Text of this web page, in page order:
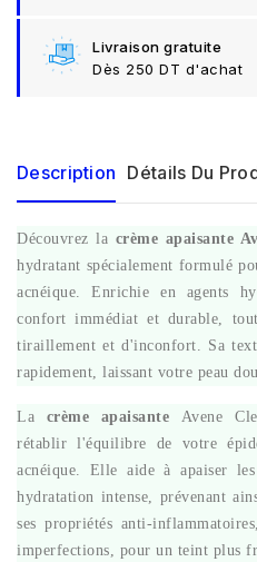
Livraison gratuite
Dès 250 DT d'achat
Description Détails Du
Découvrez la crème apaisante
hydratant spécialement formulé
acnéique. Enrichie en agents
confort immédiat et durable,
tiraillement et d'inconfort. Sa
rapidement, laissant votre peau
La crème apaisante Avene
rétablir l'équilibre de votre
acnéique. Elle aide à apaiser
hydratation intense, prévenant
ses propriétés anti-
imperfections, pour un teint plus